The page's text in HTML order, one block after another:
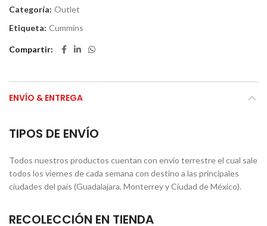
Categoría: Outlet
Etiqueta: Cummins
Compartir
ENVÍO & ENTREGA
TIPOS DE ENVÍO
Todos nuestros productos cuentan con envío terrestre el cual sale
todos los viernes de cada semana con destino a las principales
ciudades del país (Guadalajara, Monterrey y Ciudad de México).
RECOLECCIÓN EN TIENDA